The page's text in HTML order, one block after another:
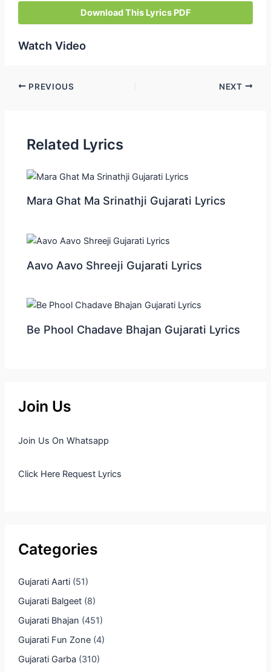
Download This Lyrics PDF
Watch Video
Post
PREVIOUS NEXT
Related Lyrics
Mara Ghat Ma Srinathji Gujarati Lyrics
Aavo Aavo Shreeji Gujarati Lyrics
Be Phool Chadave Bhajan Gujarati Lyrics
Join Us
Join Us On Whatsapp
Click Here Request Lyrics
Categories
Gujarati Aarti(51)
Gujarati Balgeet(8)
Gujarati Bhajan (451)
Gujarati Fun Zone(4)
Gujarati Garba (310)